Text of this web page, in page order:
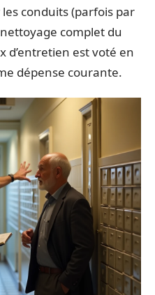
conduits (parfois par
complet du
d’entretien est voté en
dépense courante.